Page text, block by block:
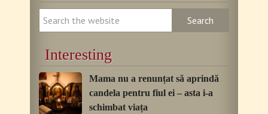
Interesting
Mama nu a renunțat să aprindă
candela pentru fiul ei – asta i-a
schimbat viața